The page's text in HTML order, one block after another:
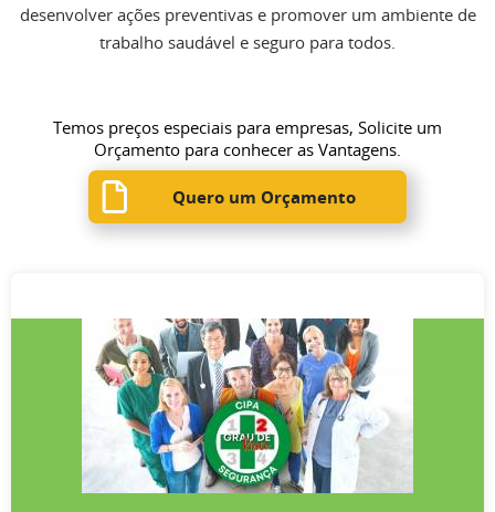
desenvolver ações preventivas e promover um ambiente de
trabalho saudável e seguro para todos.
Temos preços especiais para empresas, Solicite um
Orçamento para conhecer as Vantagens.
Quero um Orçamento